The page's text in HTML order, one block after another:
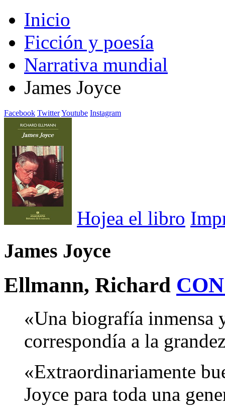
Inicio
Ficción y poesía
Narrativa mundial
James Joyce
Facebook TwitterYoutube Instagram
Hojea el libro
James Joyce
Ellmann, Richard
«Una biografía inmensa
correspondía a la
«Extraordinariamente
Joyce para toda una